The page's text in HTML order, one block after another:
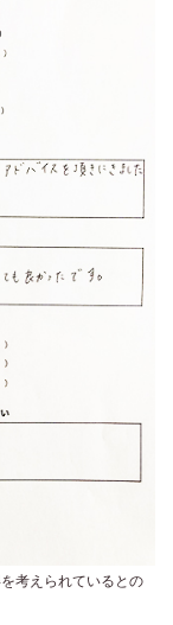
考えられているとの